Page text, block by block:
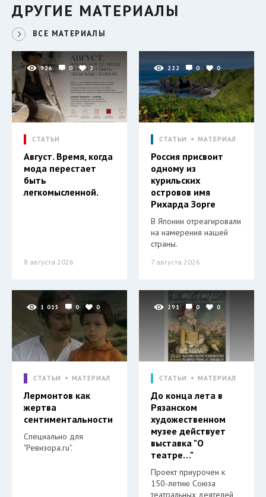
ДРУГИЕ МАТЕРИАЛЫ
ВСЕ МАТЕРИАЛЫ
926 0 2
СТАТЬИ
Август. Время, когда
мода перестает
быть
легкомысленной.
8 августа 2026
222 0 0
СТАТЬИ МАТЕРИАЛ
Россия присвоит
одному из
курильских
островов имя
Рихарда Зорге
В Японии отреагировали
на намерения нашей
страны.
7 августа 2026
1 015 0 0
СТАТЬИ МАТЕРИАЛ
Лермонтов как
жертва
сентиментальности
Специально для
"Ревизора.ru".
291 0 0
СТАТЬИ МАТЕРИАЛ
До конца лета в
Рязанском
художественном
музее действует
выставка "О
театре…"
Проект приурочен к
150-летию Союза
театральных деятелей